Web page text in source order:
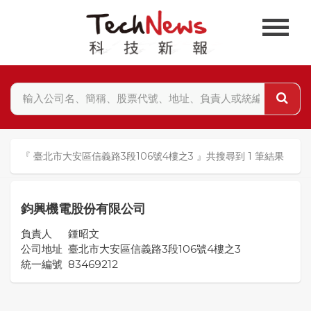
『 臺北市大安區信義路3段106號4樓之3 』共搜尋到 1 筆結果
鈞興機電股份有限公司
負責人
鍾昭文
公司地址 臺北市大安區信義路3段106號4樓之3
統一編號 83469212